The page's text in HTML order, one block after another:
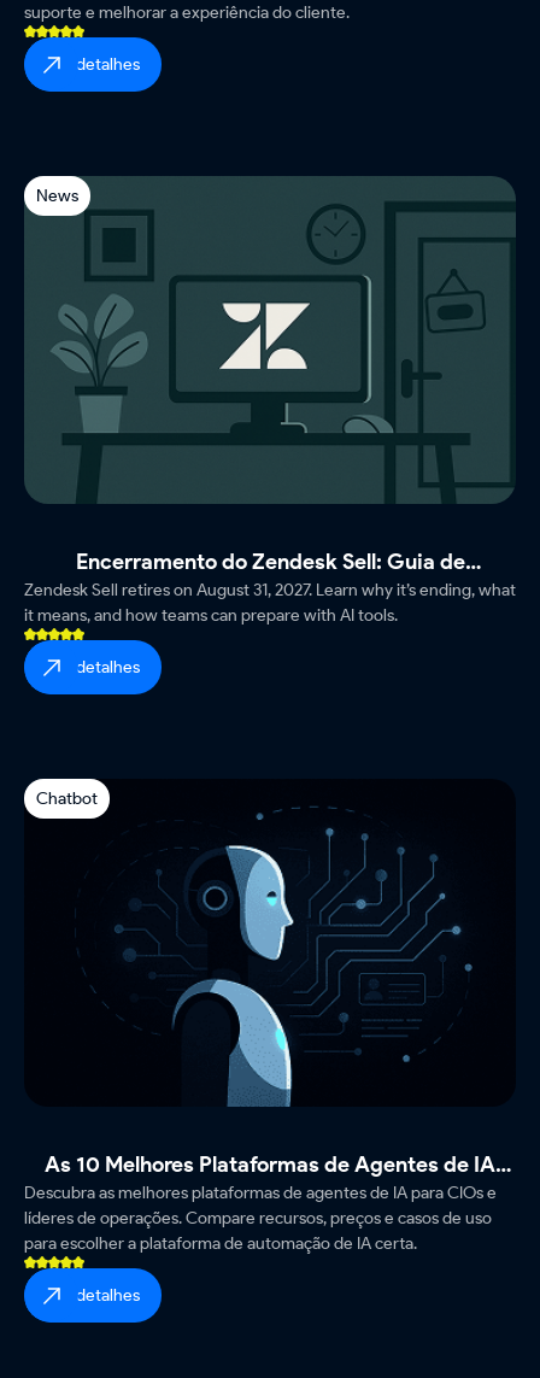
suporte e melhorar a experiência do cliente.
ver detalhes
Encerramento do Zendesk Sell: Guia de
Sobrevivência para Equipes
Zendesk Sell retires on August 31, 2027. Learn why it’s ending, what
it means, and how teams can prepare with AI tools.
ver detalhes
News
As 10 Melhores Plataformas de Agentes de IA
para 2025
Descubra as melhores plataformas de agentes de IA para CIOs e
líderes de operações. Compare recursos, preços e casos de uso
para escolher a plataforma de automação de IA certa.
ver detalhes
Chatbot